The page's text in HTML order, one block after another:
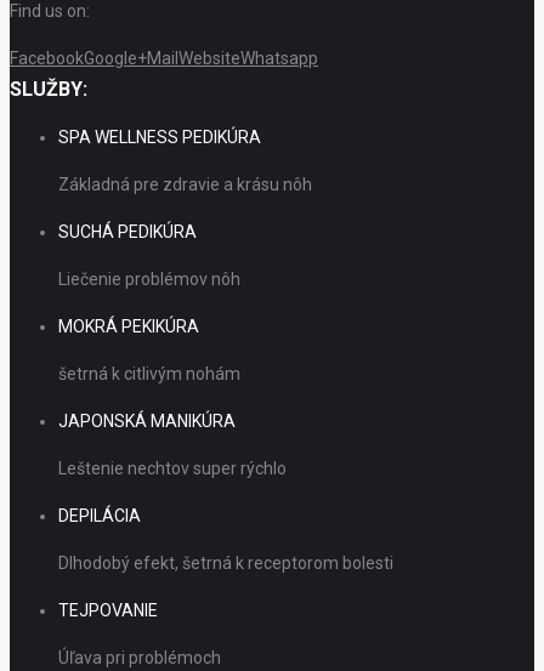
Find us on:
FacebookGoogle+Mail WebsiteWhatsapp
SLUŽBY:
SPA WELLNESS PEDIKÚRA
Základná pre zdravie a krásu nôh
SUCHÁ PEDIKÚRA
Liečenie problémov nôh
MOKRÁ PEKIKÚRA
šetrná k citlivým nohám
JAPONSKÁ MANIKÚRA
Leštenie nechtov super rýchlo
DEPILÁCIA
Dlhodobý efekt, šetrná k receptorom bolesti
TEJPOVANIE
Úľava pri problémoch